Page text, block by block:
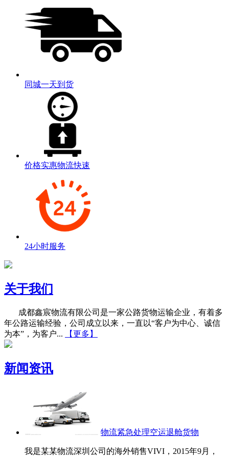
同城一天到货
价格实惠物流快速
24小时服务
关于我们
成都鑫宸物流有限公司是一家公路货物运输企业，有着多
年公路运输经验，公司成立以来，一直以“客户为中心、诚信
为本”，为客户...
【更多】
新闻资讯
物流紧急处理空运退舱货物
我是某某物流深圳公司的海外销售VIVI，2015年9月，